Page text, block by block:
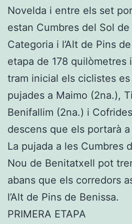
Novelda i entre els set
estan Cumbres del Sol de
Categoria i l’Alt de Pins
etapa de 178 quilòmetres
tram inicial els ciclistes
pujades a Maimo (2na.),
Benifallim (2na.) i
descens que els portarà
La pujada a les Cumbres
Nou de Benitatxell pot
abans que els corredors
l’Alt de Pins de Benissa.
PRIMERA ETAPA